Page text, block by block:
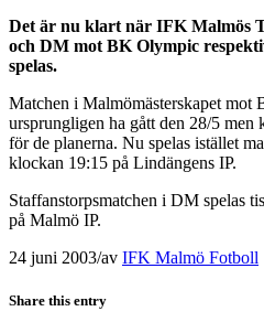
Det är nu klart när IFK Malmös
och DM mot BK Olympic
spelas.
Matchen i Malmömästerskapet
ursprungligen ha gått den 28/5 men
för de planerna. Nu spelas istället
klockan 19:15 på Lindängens IP.
Staffanstorpsmatchen i DM spelas
på Malmö IP.
24 juni 2003/av IFK Malmö Fotboll
Share this entry